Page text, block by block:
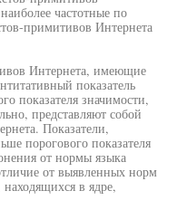
частотные по
примитивов Интернета
Интернета, имеющие
показатель
показателя значимости,
представляют собой
Показатели,
порогового показателя
от нормы языка
от выявленных норм
в ядре,